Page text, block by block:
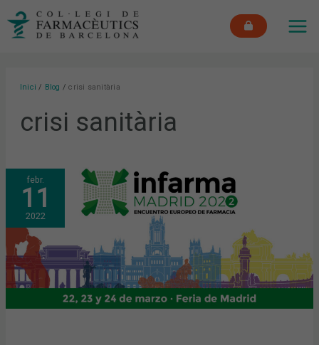
Inici Blog crisi sanitària
crisi sanitària
febr.
11
2022
“LA
FARMÀCIA,
A
LÍNIA”,
LEMA
D’INFARMA
MADRID
2022,
QUE
SE
CELEBRARÀ
ENTRE
22